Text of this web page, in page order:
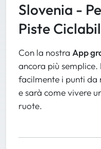
Slovenia -
Piste
Con la nostra App
ancora più
facilmente i punti da
e sarà come vivere
ruote.